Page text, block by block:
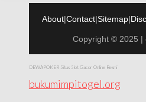
About|Contact|Sitemap|
Copyright © 2025 |
DEWAPOKER Situs Slot Gacor Online Resmi
bukumimpitogel.org